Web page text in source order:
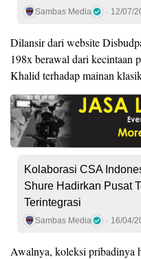
Sambas Media 12/07/
Dilansir dari website
198x berawal dari
Khalid terhadap mainan
Kolaborasi CSA
Shure Hadirkan Pusat
Terintegrasi
Sambas Media 16/04/
Awalnya, koleksi pribadinya